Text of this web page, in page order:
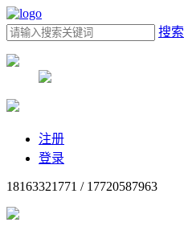
搜索
注册
登录
18163321771 / 17720587963